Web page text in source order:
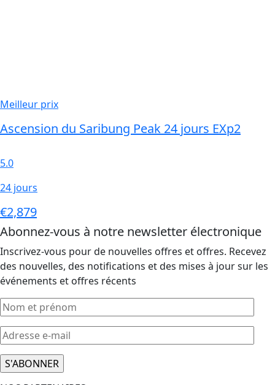
Meilleur prix
Ascension du Saribung Peak 24 jours EXp2
5.0
24 jours
€2,879
Abonnez-vous à notre newsletter électronique
Inscrivez-vous pour de nouvelles offres et offres. Recevez
des nouvelles, des notifications et des mises à jour sur les
événements et offres récents